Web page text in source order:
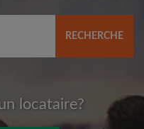
RECHERCHE
locataire?